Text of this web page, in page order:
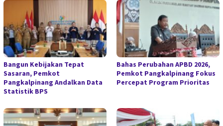
Bangun Kebijakan Tepat
Sasaran, Pemkot
Pangkalpinang Andalkan Data
Statistik BPS
Bahas Perubahan APBD 2026,
Pemkot Pangkalpinang Fokus
Percepat Program Prioritas